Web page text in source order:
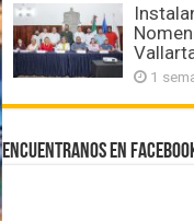
1
Encuentranos en